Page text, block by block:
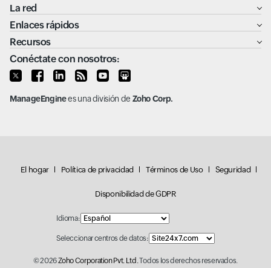
La red
Enlaces rápidos
Recursos
Conéctate con nosotros:
ManageEnginees una división de Zoho Corp.
El hogar Política de privacidad Términos de Uso Seguridad
Disponibilidad de GDPR
Idioma:
Seleccionar centros de datos:
© 2026Zoho Corporation Pvt. Ltd.Todos los derechos reservados.